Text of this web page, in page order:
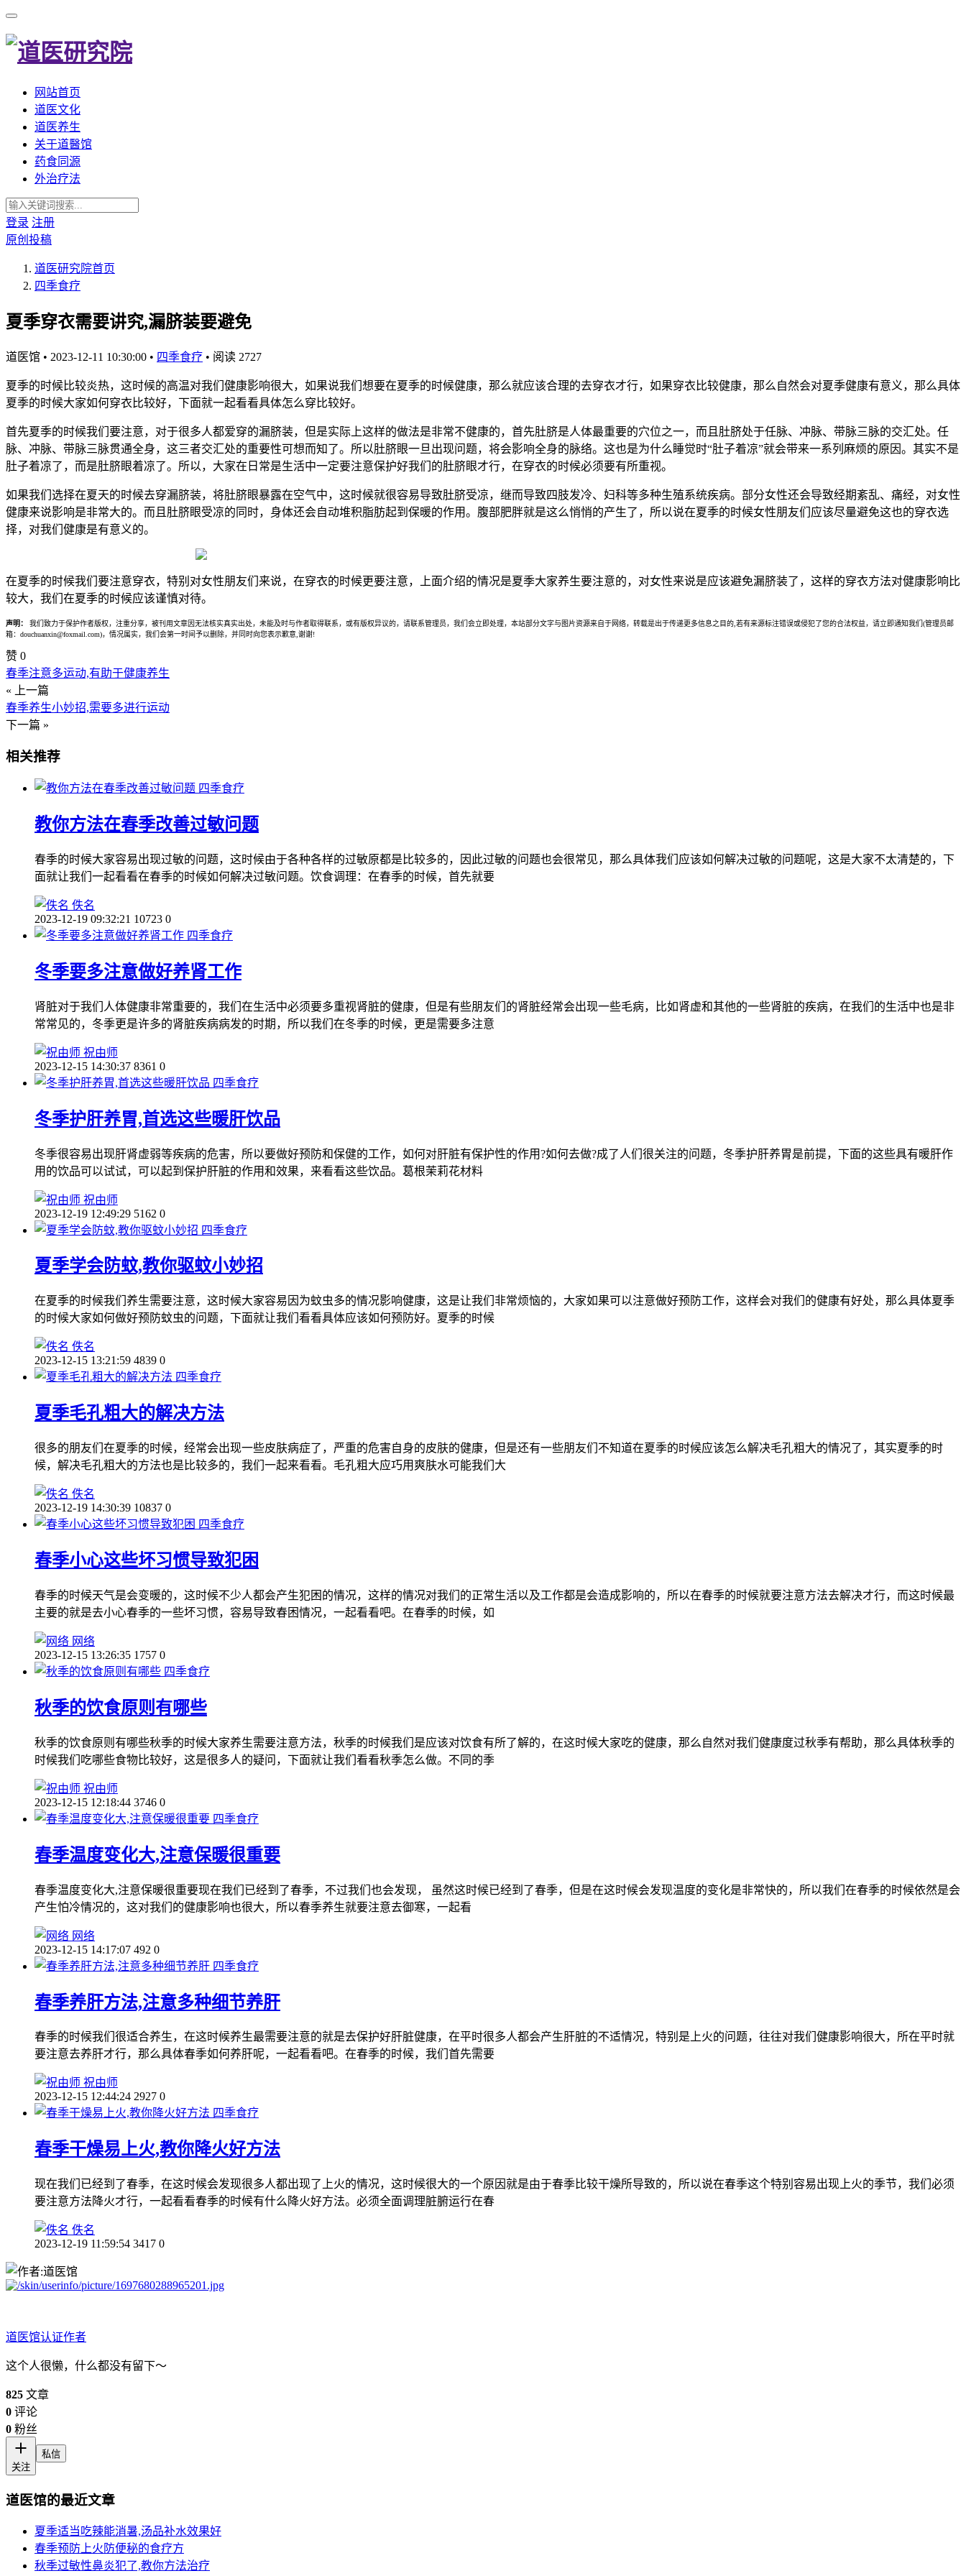
网站首页
道医文化
道医养生
关于道醫馆
药食同源
外治疗法
登录 注册
原创投稿
道医研究院首页
四季食疗
夏季穿衣需要讲究,漏脐装要避免
道医馆 • 2023-12-11 10:30:00 • 四季食疗 • 阅读 2727
夏季的时候比较炎热，这时候的高温对我们健康影响很大，如果说我们想要在夏季的时候健康，那么就应该合理的去穿衣才行，如果穿衣比较健康，那么自然会对夏季健康有意义，那么具体
夏季的时候大家如何穿衣比较好，下面就一起看看具体怎么穿比较好。
首先夏季的时候我们要注意，对于很多人都爱穿的漏脐装，但是实际上这样的做法是非常不健康的，首先肚脐是人体最重要的穴位之一，而且肚脐处于任脉、冲脉、带脉三脉的交汇处。任
脉、冲脉、带脉三脉贯通全身，这三者交汇处的重要性可想而知了。所以肚脐眼一旦出现问题，将会影响全身的脉络。这也是为什么睡觉时“肚子着凉”就会带来一系列麻烦的原因。其实不是
肚子着凉了，而是肚脐眼着凉了。所以，大家在日常是生活中一定要注意保护好我们的肚脐眼才行，在穿衣的时候必须要有所重视。
如果我们选择在夏天的时候去穿漏脐装，将肚脐眼暴露在空气中，这时候就很容易导致肚脐受凉，继而导致四肢发冷、妇科等多种生殖系统疾病。部分女性还会导致经期紊乱、痛经，对女性
健康来说影响是非常大的。而且肚脐眼受凉的同时，身体还会自动堆积脂肪起到保暖的作用。腹部肥胖就是这么悄悄的产生了，所以说在夏季的时候女性朋友们应该尽量避免这也的穿衣选
择，对我们健康是有意义的。
在夏季的时候我们要注意穿衣，特别对女性朋友们来说，在穿衣的时候更要注意，上面介绍的情况是夏季大家养生要注意的，对女性来说是应该避免漏脐装了，这样的穿衣方法对健康影响比
较大，我们在夏季的时候应该谨慎对待。
声明：
我们致力于保护作者版权，注重分享，被刊用文章因无法核实真实出处，未能及时与作者取得联系，或有版权异议的，请联系管理员，我们会立即处理，本站部分文字与图片资源来自于网络，转载是出于传递更多信息之目的,若有来源标注错误或侵犯了您的合法权益，请立即通知我们(管理员邮
箱：douchuanxin@foxmail.com)，情况属实，我们会第一时间予以删除，并同时向您表示歉意,谢谢!
赞 0
春季注意多运动,有助于健康养生
« 上一篇
春季养生小妙招,需要多进行运动
下一篇 »
相关推荐
四季食疗
教你方法在春季改善过敏问题
春季的时候大家容易出现过敏的问题，这时候由于各种各样的过敏原都是比较多的，因此过敏的问题也会很常见，那么具体我们应该如何解决过敏的问题呢，这是大家不太清楚的，下
面就让我们一起看看在春季的时候如何解决过敏问题。饮食调理：在春季的时候，首先就要
佚名
2023-12-19 09:32:21 10723 0
四季食疗
冬季要多注意做好养肾工作
肾脏对于我们人体健康非常重要的，我们在生活中必须要多重视肾脏的健康，但是有些朋友们的肾脏经常会出现一些毛病，比如肾虚和其他的一些肾脏的疾病，在我们的生活中也是非
常常见的，冬季更是许多的肾脏疾病病发的时期，所以我们在冬季的时候，更是需要多注意
祝由师
2023-12-15 14:30:37 8361 0
四季食疗
冬季护肝养胃,首选这些暖肝饮品
冬季很容易出现肝肾虚弱等疾病的危害，所以要做好预防和保健的工作，如何对肝脏有保护性的作用?如何去做?成了人们很关注的问题，冬季护肝养胃是前提，下面的这些具有暖肝作
用的饮品可以试试，可以起到保护肝脏的作用和效果，来看看这些饮品。葛根茉莉花材料
祝由师
2023-12-19 12:49:29 5162 0
四季食疗
夏季学会防蚊,教你驱蚊小妙招
在夏季的时候我们养生需要注意，这时候大家容易因为蚊虫多的情况影响健康，这是让我们非常烦恼的，大家如果可以注意做好预防工作，这样会对我们的健康有好处，那么具体夏季
的时候大家如何做好预防蚊虫的问题，下面就让我们看看具体应该如何预防好。夏季的时候
佚名
2023-12-15 13:21:59 4839 0
四季食疗
夏季毛孔粗大的解决方法
很多的朋友们在夏季的时候，经常会出现一些皮肤病症了，严重的危害自身的皮肤的健康，但是还有一些朋友们不知道在夏季的时候应该怎么解决毛孔粗大的情况了，其实夏季的时
候，解决毛孔粗大的方法也是比较多的，我们一起来看看。毛孔粗大应巧用爽肤水可能我们大
佚名
2023-12-19 14:30:39 10837 0
四季食疗
春季小心这些坏习惯导致犯困
春季的时候天气是会变暖的，这时候不少人都会产生犯困的情况，这样的情况对我们的正常生活以及工作都是会造成影响的，所以在春季的时候就要注意方法去解决才行，而这时候最
主要的就是去小心春季的一些坏习惯，容易导致春困情况，一起看看吧。在春季的时候，如
网络
2023-12-15 13:26:35 1757 0
四季食疗
秋季的饮食原则有哪些
秋季的饮食原则有哪些秋季的时候大家养生需要注意方法，秋季的时候我们是应该对饮食有所了解的，在这时候大家吃的健康，那么自然对我们健康度过秋季有帮助，那么具体秋季的
时候我们吃哪些食物比较好，这是很多人的疑问，下面就让我们看看秋季怎么做。不同的季
祝由师
2023-12-15 12:18:44 3746 0
四季食疗
春季温度变化大,注意保暖很重要
春季温度变化大,注意保暖很重要现在我们已经到了春季，不过我们也会发现， 虽然这时候已经到了春季，但是在这时候会发现温度的变化是非常快的，所以我们在春季的时候依然是会
产生怕冷情况的，这对我们的健康影响也很大，所以春季养生就要注意去御寒，一起看
网络
2023-12-15 14:17:07 492 0
四季食疗
春季养肝方法,注意多种细节养肝
春季的时候我们很适合养生，在这时候养生最需要注意的就是去保护好肝脏健康，在平时很多人都会产生肝脏的不适情况，特别是上火的问题，往往对我们健康影响很大，所在平时就
要注意去养肝才行，那么具体春季如何养肝呢，一起看看吧。在春季的时候，我们首先需要
祝由师
2023-12-15 12:44:24 2927 0
四季食疗
春季干燥易上火,教你降火好方法
现在我们已经到了春季，在这时候会发现很多人都出现了上火的情况，这时候很大的一个原因就是由于春季比较干燥所导致的，所以说在春季这个特别容易出现上火的季节，我们必须
要注意方法降火才行，一起看看春季的时候有什么降火好方法。必须全面调理脏腑运行在春
佚名
2023-12-19 11:59:54 3417 0
道医馆认证作者
这个人很懒，什么都没有留下～
825 文章
0 评论
0 粉丝
关注
私信
道医馆的最近文章
夏季适当吃辣能消暑,汤品补水效果好
春季预防上火防便秘的食疗方
秋季过敏性鼻炎犯了,教你方法治疗